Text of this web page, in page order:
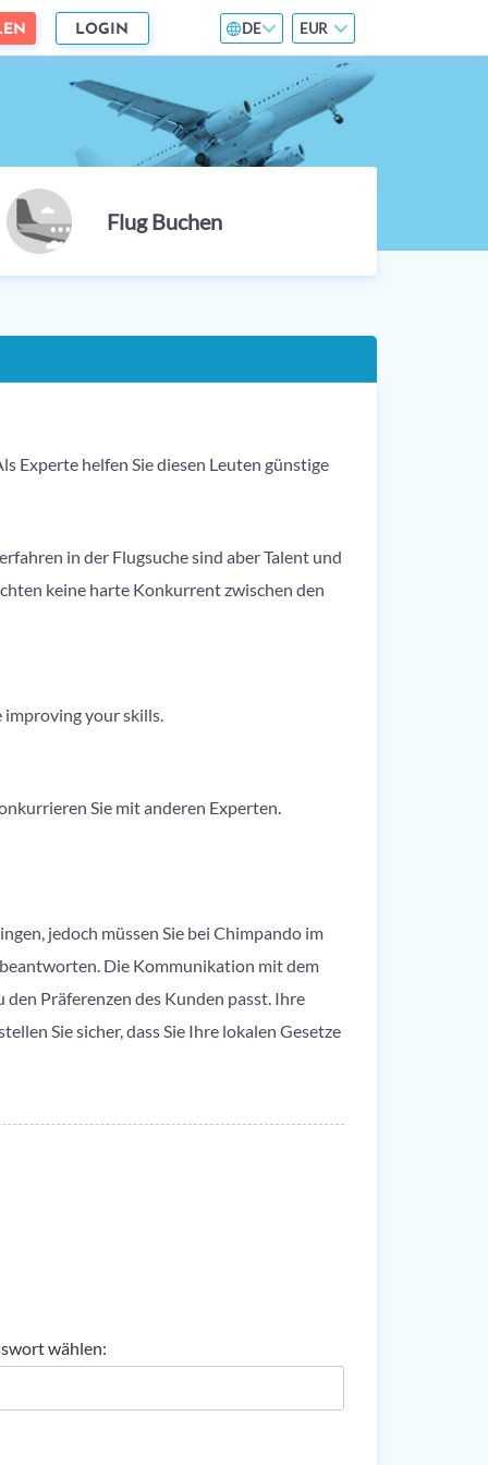
LOGIN DE EUR
Flug Buchen
Experte helfen Sie diesen Leuten günstige
in der Flugsuche sind aber Talent und
keine harte Konkurrent zwischen den
your skills.
Sie mit anderen Experten.
jedoch müssen Sie bei Chimpando im
Die Kommunikation mit dem
den Präferenzen des Kunden passt. Ihre
Sie sicher, dass Sie Ihre lokalen Gesetze
wählen: